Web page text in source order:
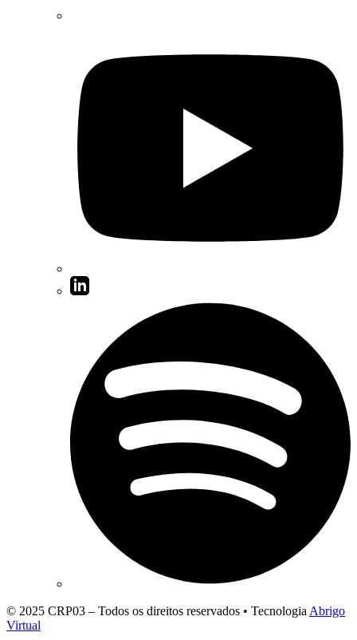
© 2025 CRP03 – Todos os direitos reservados • Tecnologia Abrigo
Virtual